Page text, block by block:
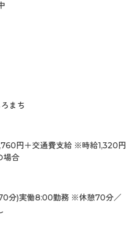
まち
円＋交通費支給 ※時給1,320円
場合
分)実働8:00勤務 ※休憩70分／